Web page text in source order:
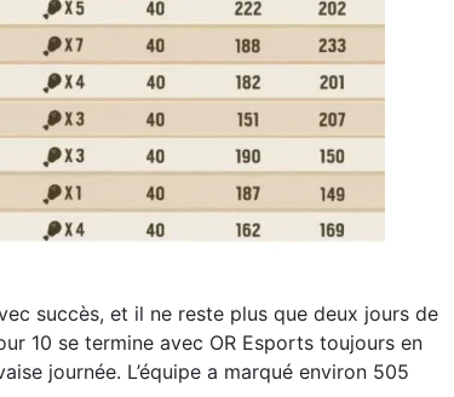
succès, et il ne reste plus que deux jours de
10 se termine avec OR Esports toujours en
journée. L’équipe a marqué environ 505